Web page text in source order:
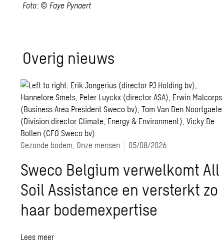
Foto: © Faye Pynaert
Ove­rig nieuws
Gezonde bodem, Onze mensen 05/08/2026
Sweco Belgium verwelkomt All
Soil Assistance en versterkt zo
haar bodemexpertise
Lees meer